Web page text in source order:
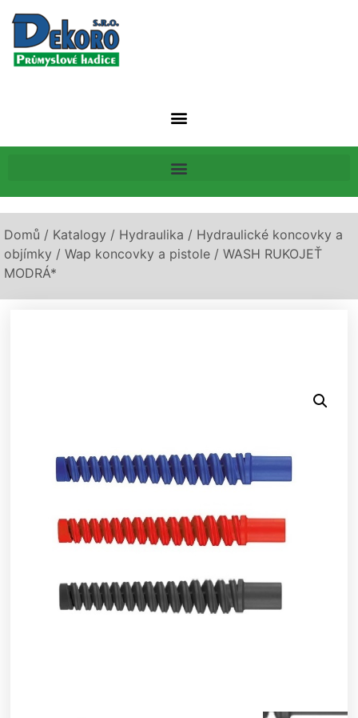
Domů / Katalogy / Hydraulika / Hydraulické koncovky a
objímky / Wap koncovky a pistole / WASH RUKOJEŤ
MODRÁ*